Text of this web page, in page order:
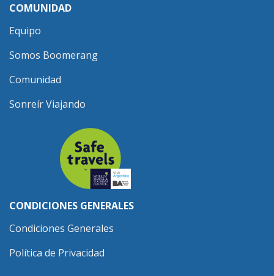
COMUNIDAD
Equipo
Somos Boomerang
Comunidad
Sonreír Viajando
CONDICIONES GENERALES
Condiciones Generales
Política de Privacidad